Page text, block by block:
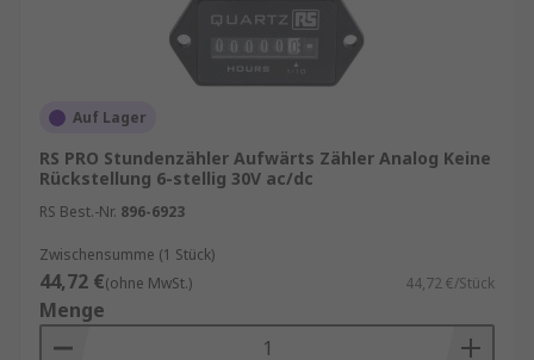
Auf Lager
RS PRO Stundenzähler Aufwärts Zähler Analog Keine
Rückstellung 6-stellig 30V ac/dc
RS Best.-Nr. 896-6923
Zwischensumme (1 Stück)
44,72 €(ohne MwSt.) 44,72 €/Stück
Menge